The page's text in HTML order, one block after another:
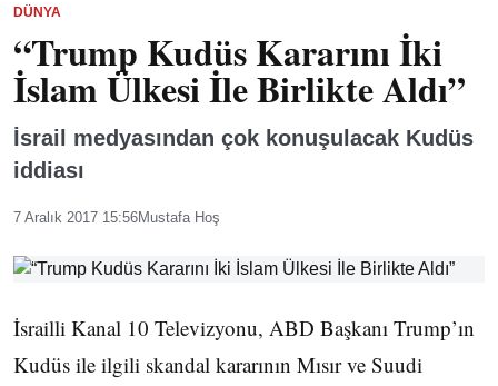
DÜNYA
“Trump Kudüs Kararını İki
İslam Ülkesi İle Birlikte Aldı”
İsrail medyasından çok konuşulacak Kudüs
iddiası
7 Aralık 2017 15:56Mustafa Hoş
İsrailli Kanal 10 Televizyonu, ABD Başkanı Trump’ın
Kudüs ile ilgili skandal kararının Mısır ve Suudi